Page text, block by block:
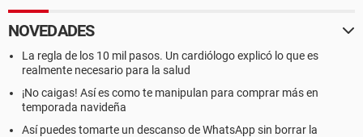
NOVEDADES
La regla de los 10 mil pasos. Un cardiólogo explicó lo que es
realmente necesario para la salud
¡No caigas! Así es como te manipulan para comprar más en
temporada navideña
Así puedes tomarte un descanso de WhatsApp sin borrar la